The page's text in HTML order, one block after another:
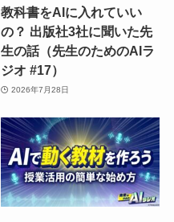
教科書をAIに入れていい
の？ 出版社3社に聞いた先
生の話（先生のためのAIラ
ジオ #17）
2026年7月28日